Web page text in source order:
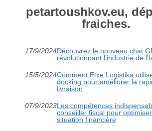
petartoushkov.eu,
fraiches.
17/9/2024Découvrez le nouveau chat
révolutionnant l'industrie de
15/5/2024Comment Etxe Logistika
docking pour améliorer la
livraison
07/9/2023Les compétences
conseiller fiscal pour
situation financière